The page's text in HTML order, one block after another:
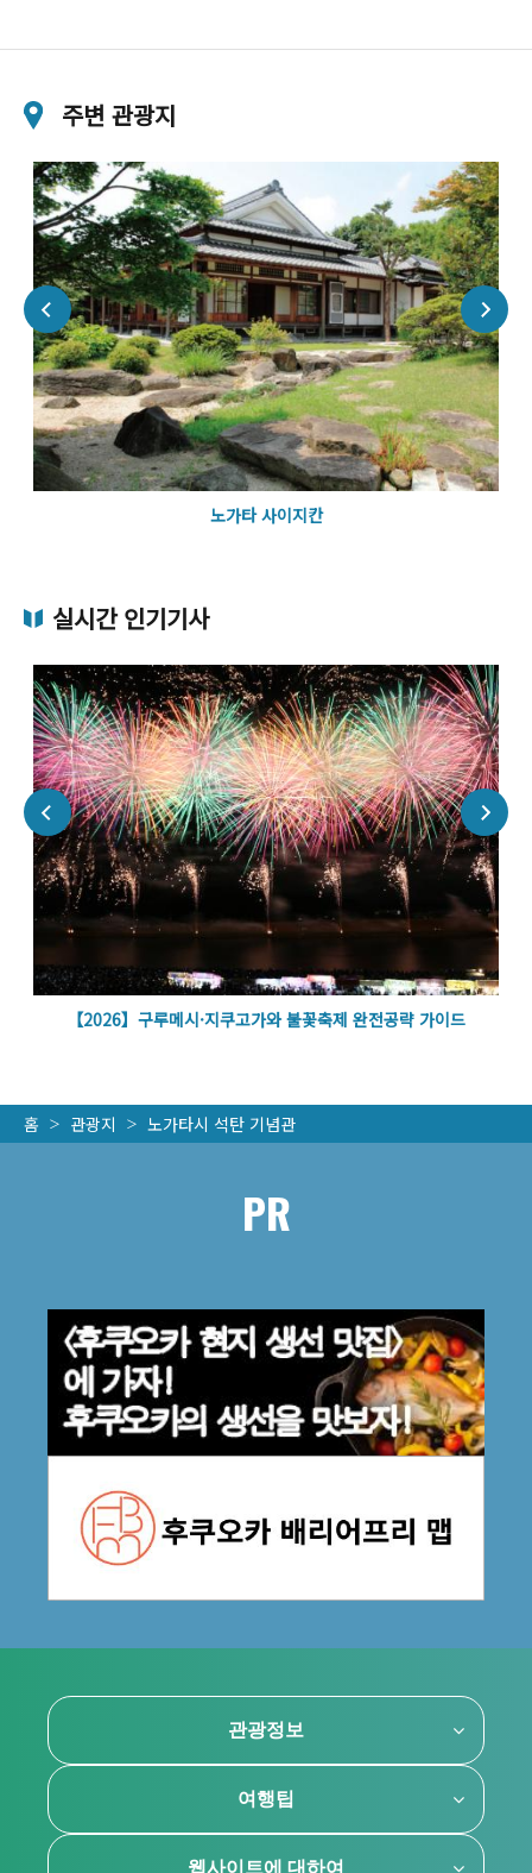
주변 관광지
노가타 사이지칸
실시간 인기기사
【2026】구루메시·지쿠고가와 불꽃축제 완전공략 가이드
홈 관광지 노가타시 석탄 기념관
PR
관광정보
여행팁
웹사이트에 대하여